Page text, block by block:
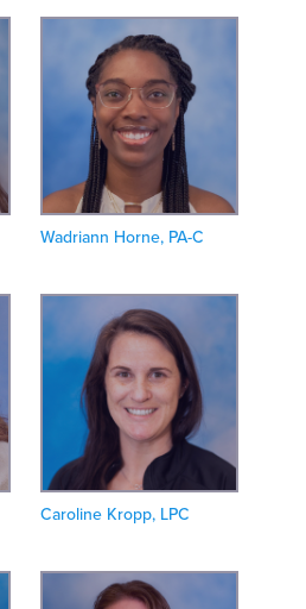
Wadriann Horne, PA-C
Caroline Kropp, LPC